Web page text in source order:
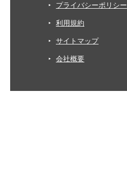
プライバシーポリシー
利用規約
サイトマップ
会社概要